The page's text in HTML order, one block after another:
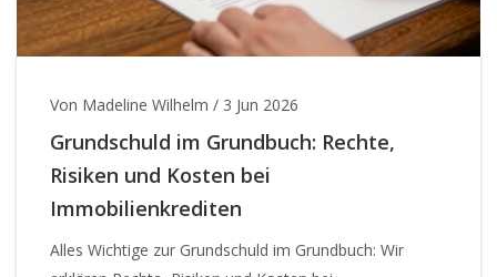
Von Madeline Wilhelm / 3 Jun 2026
Grundschuld im Grundbuch: Rechte,
Risiken und Kosten bei
Immobilienkrediten
Alles Wichtige zur Grundschuld im Grundbuch: Wir